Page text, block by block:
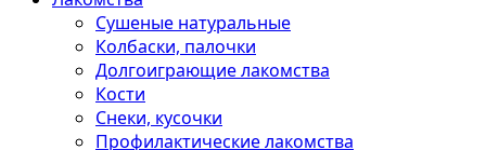
Сушеные натуральные
Колбаски, палочки
Долгоиграющие лакомства
Кости
Снеки, кусочки
Профилактические лакомства